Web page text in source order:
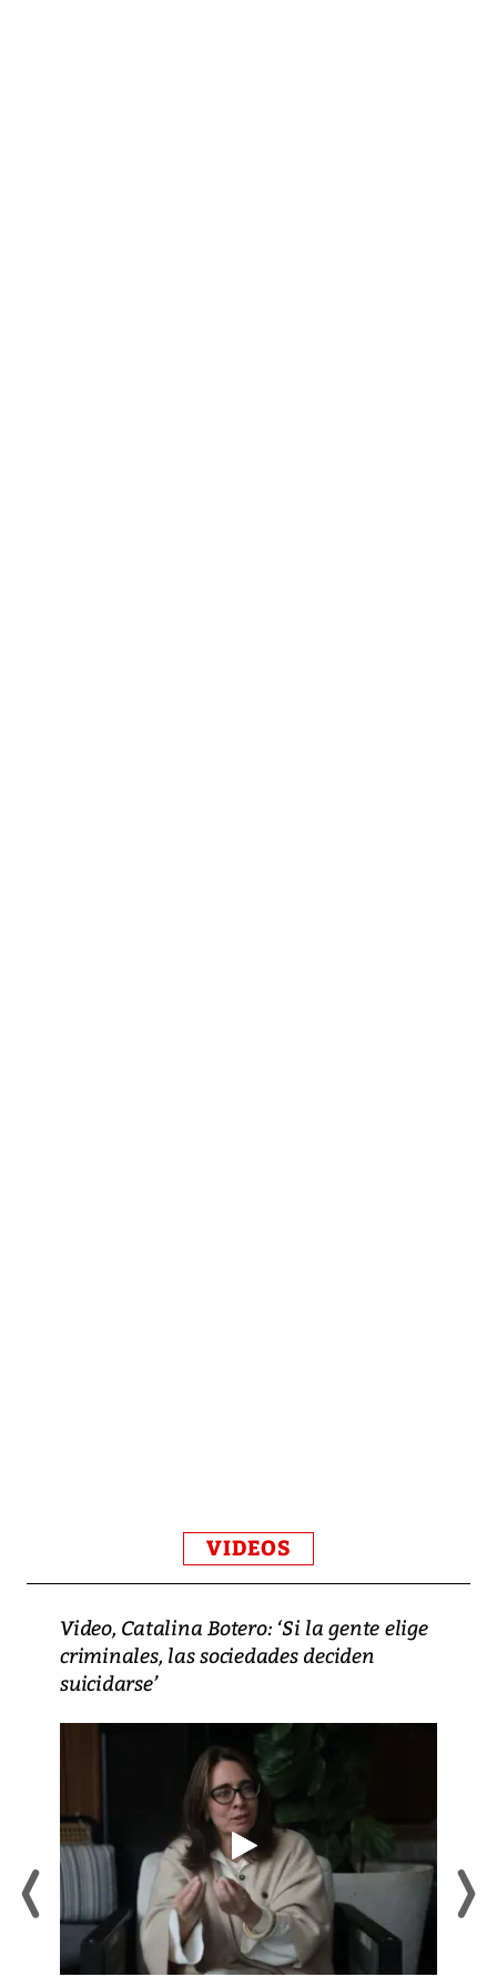
VIDEOS
Video, Catalina Botero: ‘Si la gente elige
criminales, las sociedades deciden
suicidarse’